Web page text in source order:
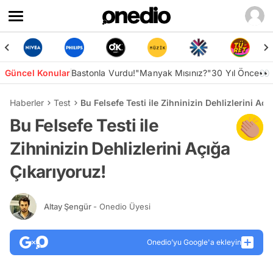
Güncel KonularBastonla Vurdu!"Manyak Mısınız?"30 Yıl Önce👀
Haberler Test Bu Felsefe Testi ile Zihninizin Dehlizlerini
Bu Felsefe Testi ile
Zihninizin Dehlizlerini Açığa
Çıkarıyoruz!
Altay Şengür - Onedio Üyesi
Onedio’yu Google'a ekleyin